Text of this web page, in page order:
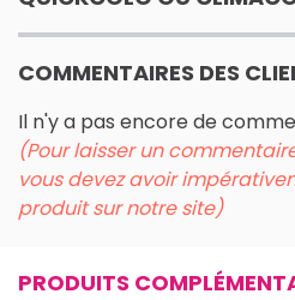
COMMENTAIRES DES
Il n'y a pas encore de
(Pour laisser un
vous devez avoir
produit sur notre site)
PRODUITS